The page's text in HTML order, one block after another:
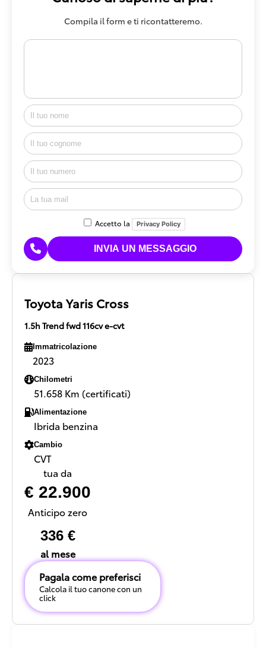
Compila il form e ti ricontatteremo.
Accetto la Privacy Policy
Toyota Yaris Cross
1.5h Trend fwd 116cv e-cvt
Immatricolazione
2023
Chilometri
51.658 Km (certificati)
Alimentazione
Ibrida benzina
Cambio
CVT
tua da
€ 22.900
Anticipo zero
336 €
al mese
Pagala come preferisci
Calcola il tuo canone con un
click